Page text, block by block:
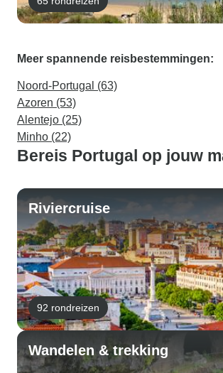
Meer spannende reisbestemmingen:
Noord-Portugal (63)
Azoren (53)
Alentejo (25)
Minho (22)
Bereis Portugal op jouw
Riviercruise
92 rondreizen
Wandelen & trekking